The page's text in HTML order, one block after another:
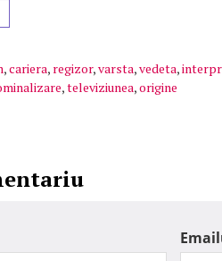
,cariera, regizor,varsta,vedeta,
,televiziunea,origine